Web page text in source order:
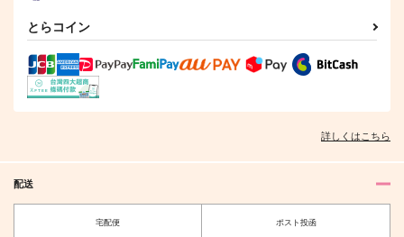
サンプル
作品詳細
目覚めたら最強装備と
宇宙船持ちだったの
で、一戸建て目指して
傭兵として自由に生き
たい 11
KADOKAWA
836円（税込）
自由に生きた……かっ
た。 8
KADOKAWA
とらコイン
詳しくはこちら
配送
宅配便 ポスト投函